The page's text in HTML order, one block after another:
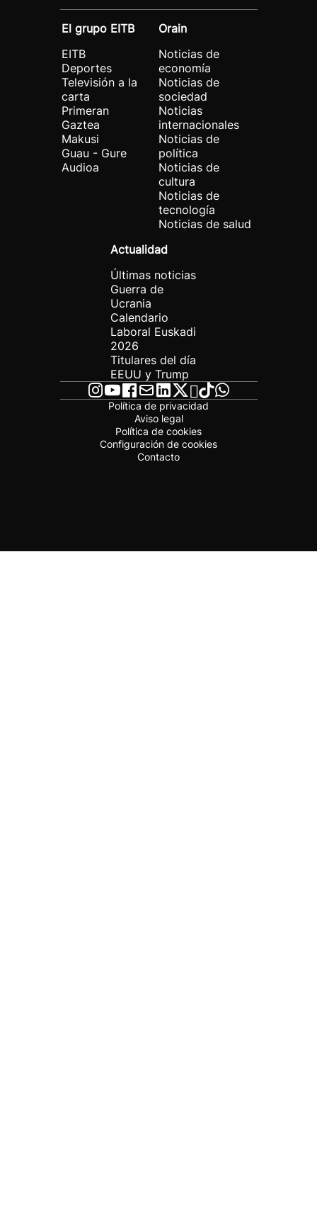
El grupo EITB
EITB
Deportes
Televisión a la
carta
Primeran
Gaztea
Makusi
Guau - Gure
Audioa
Orain
Noticias de
economía
Noticias de
sociedad
Noticias
internacionales
Noticias de
política
Noticias de
cultura
Noticias de
tecnología
Noticias de salud
Actualidad
Últimas noticias
Guerra de
Ucrania
Calendario
Laboral Euskadi
2026
Titulares del día
EEUU y Trump
Política de privacidad
Aviso legal
Política de cookies
Configuración de cookies
Contacto